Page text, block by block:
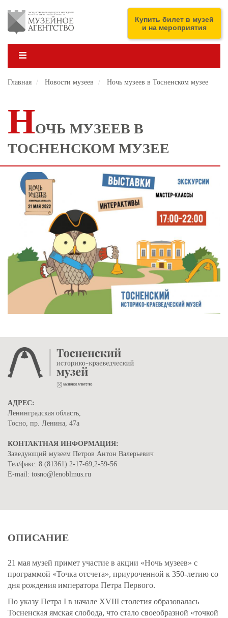
основному
содержанию
ENG
Купить билет в музей
и на мероприятия
Главная Новости музеев Ночь музеев в Тосненском музее
НОЧЬ МУЗЕЕВ В
ТОСНЕНСКОМ МУЗЕЕ
АДРЕС:
Ленинградская область,
Тосно, пр. Ленина, 47а
КОНТАКТНАЯ ИНФОРМАЦИЯ:
Заведующий музеем Петров Антон Валерьевич
Тел/факс: 8 (81361) 2-17-69;2-59-56
Е-mail: tosno@lenoblmus.ru
ОПИСАНИЕ
21 мая музей примет участие в акции «Ночь музеев» с
программой «Точка отсчета», приуроченной к 350-летию со
дня рождения императора Петра Первого.
По указу Петра I в начале XVIII столетия образовалась
Тосненская ямская слобода, что стало своеобразной «точкой